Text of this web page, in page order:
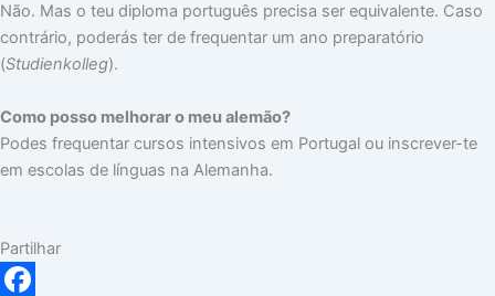
Não. Mas o teu diploma português precisa ser equivalente. Caso
contrário, poderás ter de frequentar um ano preparatório
(Studienkolleg).
Como posso melhorar o meu alemão?
Podes frequentar cursos intensivos em Portugal ou inscrever-te
em escolas de línguas na Alemanha.
Partilhar